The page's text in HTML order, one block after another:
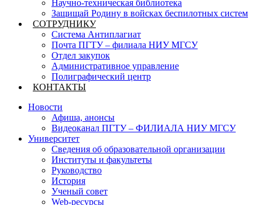
Научно-техническая библиотека
Защищай Родину в войсках беспилотных систем
СОТРУДНИКУ
Система Антиплагиат
Почта ПГТУ – филиала НИУ МГСУ
Отдел закупок
Административное управление
Полиграфический центр
КОНТАКТЫ
Новости
Афиша, анонсы
Видеоканал ПГТУ – ФИЛИАЛА НИУ МГСУ
Университет
Сведения об образовательной организации
Институты и факультеты
Руководство
История
Ученый совет
Web-ресурсы